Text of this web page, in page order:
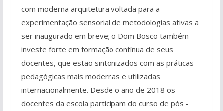
com moderna arquitetura voltada para a
experimentação sensorial de metodologias ativas a
ser inaugurado em breve; o Dom Bosco também
investe forte em formação contínua de seus
docentes, que estão sintonizados com as práticas
pedagógicas mais modernas e utilizadas
internacionalmente. Desde o ano de 2018 os
docentes da escola participam do curso de pós -